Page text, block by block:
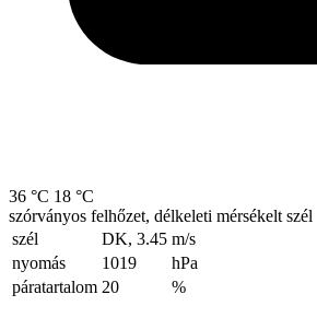
36 °C 18 °C
szórványos felhőzet, délkeleti mérsékelt szél
szél
DK, 3.45 m/s
nyomás
1019
hPa
páratartalom 20 %